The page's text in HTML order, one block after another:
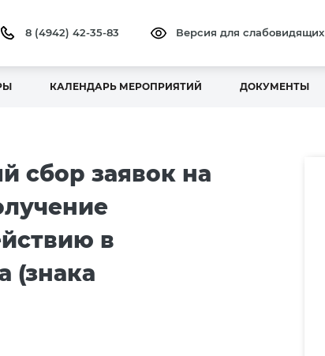
8 (4942) 42-35-83 Версия для слабовидящих
КАЛЕНДАРЬ МЕРОПРИЯТИЙ ДОКУМЕНТЫ
сбор заявок на
в
(знака